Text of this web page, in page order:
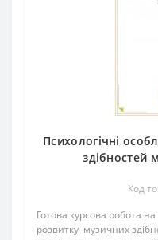
Психологічні
здібностей
Код
Готова курсова робота
розвитку музичних